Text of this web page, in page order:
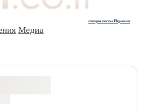
специалисты Израиля
Медиа